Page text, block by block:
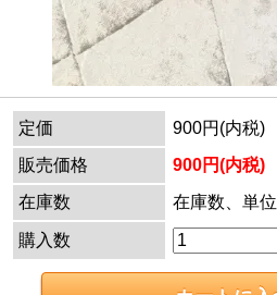
定価
900円(内税)
販売価格
900円(内税)
在庫数
在庫数、単位
購入数